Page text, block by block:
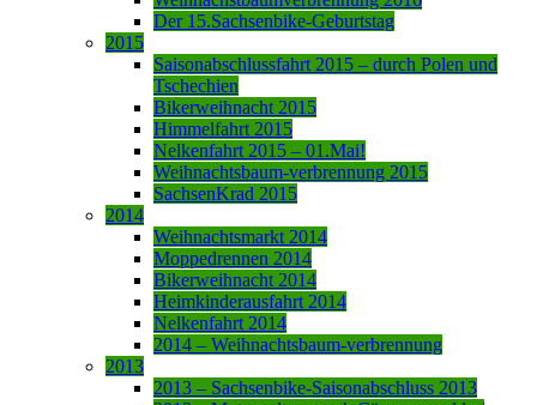
Der 15.Sachsenbike-Geburtstag
2015
Saisonabschlussfahrt 2015 – durch Polen und
Tschechien
Bikerweihnacht 2015
Himmelfahrt 2015
Nelkenfahrt 2015 – 01.Mai!
Weihnachtsbaum-verbrennung 2015
SachsenKrad 2015
2014
Weihnachtsmarkt 2014
Moppedrennen 2014
Bikerweihnacht 2014
Heimkinderausfahrt 2014
Nelkenfahrt 2014
2014 – Weihnachtsbaum-verbrennung
2013
2013 – Sachsenbike-Saisonabschluss 2013